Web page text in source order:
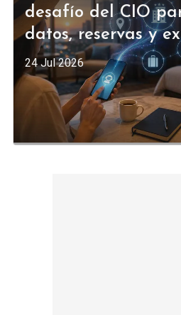
desafío del CIO
datos, reservas y
24 Jul 2026